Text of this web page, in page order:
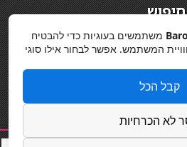
חיפוש
פרטיות
|כ סאות
משתמשים בעוגיות כדי להבטיח
המשתמש. אפשר לבחור אילו סוגי
קבל הכל
לא הכרחיות